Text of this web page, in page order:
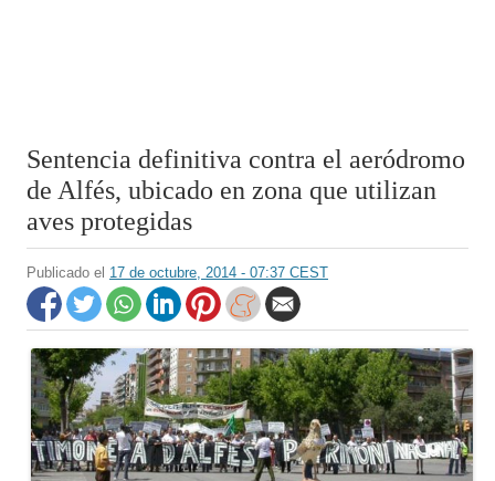
Sentencia definitiva contra el aeródromo
de Alfés, ubicado en zona que utilizan
aves protegidas
Publicado el 17 de octubre, 2014 - 07:37 CEST